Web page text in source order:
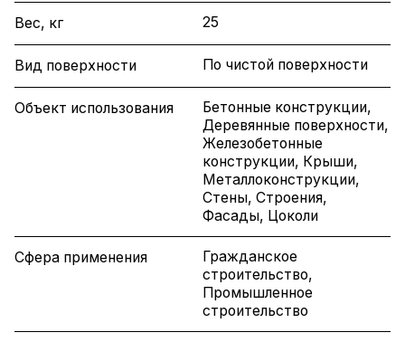
Вес, кг 25
Вид поверхности По чистой поверхности
Объект использования
Бетонные конструкции,
Деревянные поверхности,
Железобетонные
конструкции, Крыши,
Металлоконструкции,
Стены, Строения,
Фасады, Цоколи
Сфера применения
Гражданское
строительство,
Промышленное
строительство